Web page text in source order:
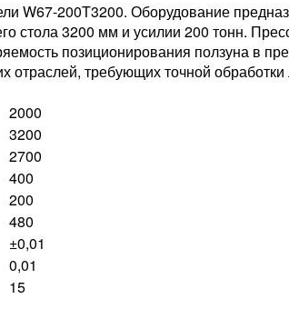
W67-200T3200. Оборудование
стола 3200 мм и усилии 200 тонн.
позиционирования ползуна в
отраслей, требующих точной обработки
2000
3200
2700
400
200
480
±0,01
0,01
15